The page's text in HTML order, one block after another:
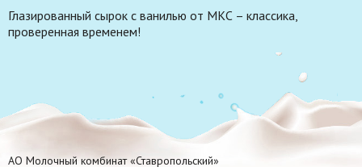
Глазированный сырок с ванилью от МКС – классика,
проверенная временем!
АО Молочный комбинат «Ставропольский»